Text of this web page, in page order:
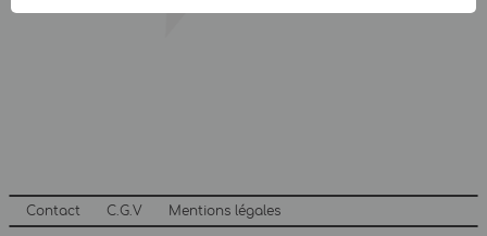
Contact C.G.V Mentions légales